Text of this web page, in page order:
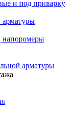
и под приварку
арматуры
напоромеры
арматуры